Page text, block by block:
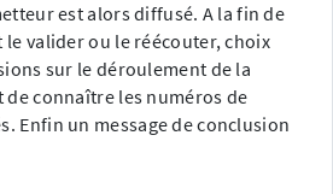
est alors diffusé. A la fin de
le valider ou le réécouter, choix
sur le déroulement de la
connaître les numéros de
Enfin un message de conclusion